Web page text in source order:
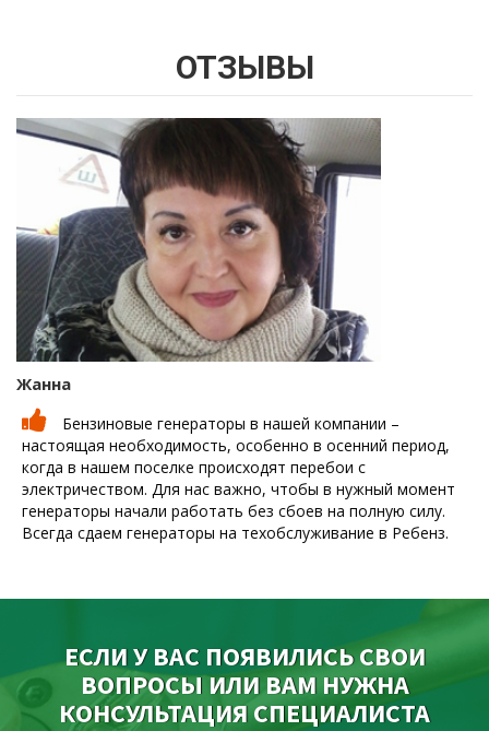
ОТЗЫВЫ
Жанна
Бензиновые генераторы в нашей компании –
настоящая необходимость, особенно в осенний период,
когда в нашем поселке происходят перебои с
электричеством. Для нас важно, чтобы в нужный момент
генераторы начали работать без сбоев на полную силу.
Всегда сдаем генераторы на техобслуживание в Ребенз.
ЕСЛИ У ВАС ПОЯВИЛИСЬ СВОИ
ВОПРОСЫ ИЛИ ВАМ НУЖНА
КОНСУЛЬТАЦИЯ СПЕЦИАЛИСТА